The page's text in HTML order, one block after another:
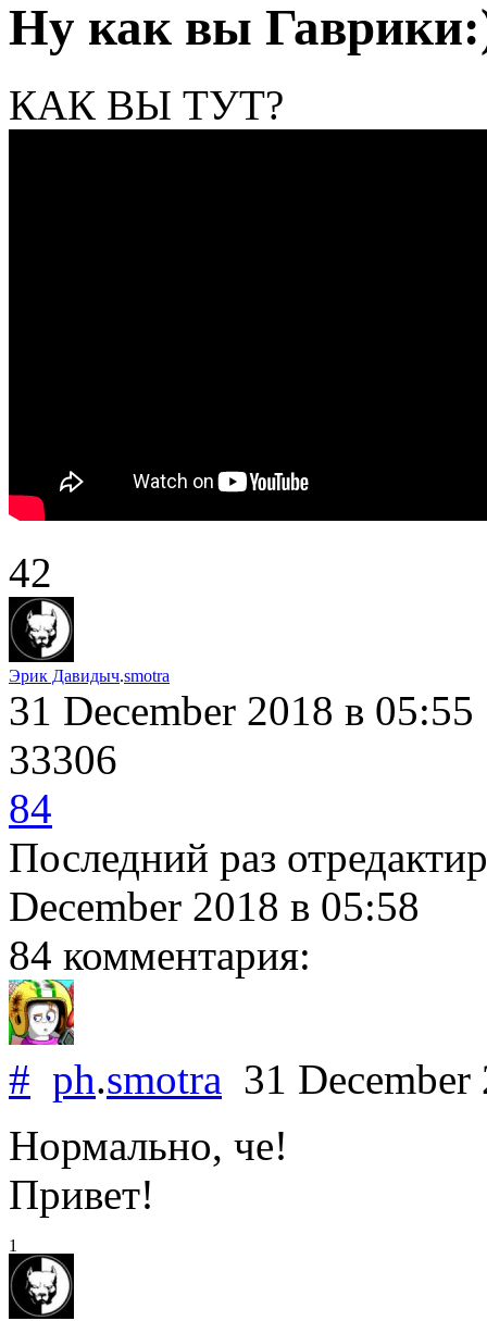
Ну как вы
КАК ВЫ ТУТ?
42
Эрик Давидыч.smotra
31 December 2018 в 05:55
33306
84
Последний раз
December 2018 в 05:58
84 комментария:
# ph.smotra 31
Нормально, че!
Привет!
1